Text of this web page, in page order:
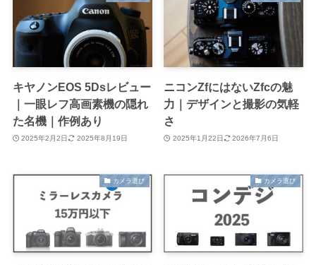
キヤノンEOS 5Dsレビュー
｜一眼レフ高画素機の隠れ
た名機｜作例あり
2025年2月2日 2025年8月19日
ニコンZfにはないZfcの魅
力｜デザインと撮影の気軽
さ
2025年1月22日 2026年7月6日
カメラ選び カメラ選び